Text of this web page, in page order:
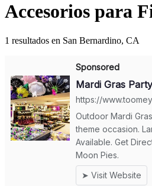
Accesorios para
1 resultados en San Bernardino, CA